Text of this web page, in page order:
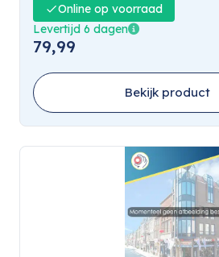
Online op voorraad
Levertijd 6 dagen
79,99
Bekijk product